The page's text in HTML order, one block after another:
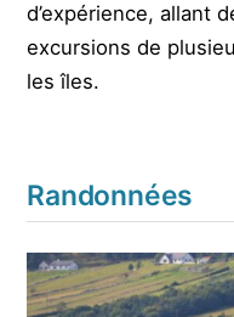
d’expérience, allant
excursions de
les îles.
Randonnées